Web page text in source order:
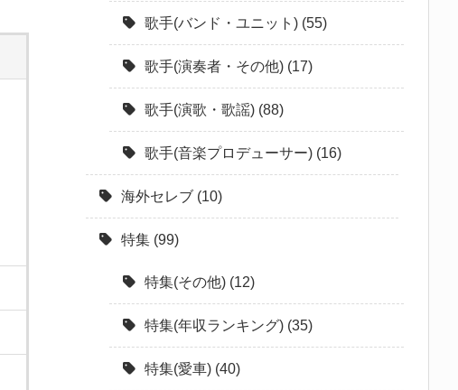
歌手(バンド・ユニット) (55)
歌手(演奏者・その他) (17)
歌手(演歌・歌謡) (88)
歌手(音楽プロデューサー) (16)
海外セレブ (10)
特集 (99)
特集(その他) (12)
特集(年収ランキング) (35)
特集(愛車) (40)